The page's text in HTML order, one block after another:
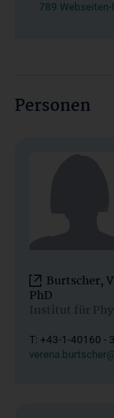
789 Webseiten-
Personen
Burtscher,
PhD
Institut für
T: +43-1-40160 -